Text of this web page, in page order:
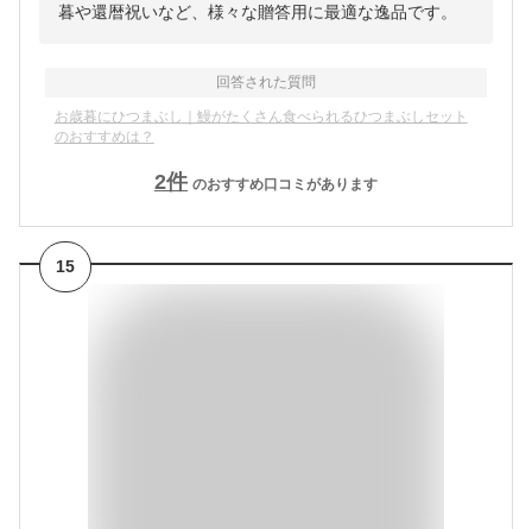
暮や還暦祝いなど、様々な贈答用に最適な逸品です。
回答された質問
お歳暮にひつまぶし｜鰻がたくさん食べられるひつまぶしセット
のおすすめは？
2件 のおすすめ口コミがあります
15